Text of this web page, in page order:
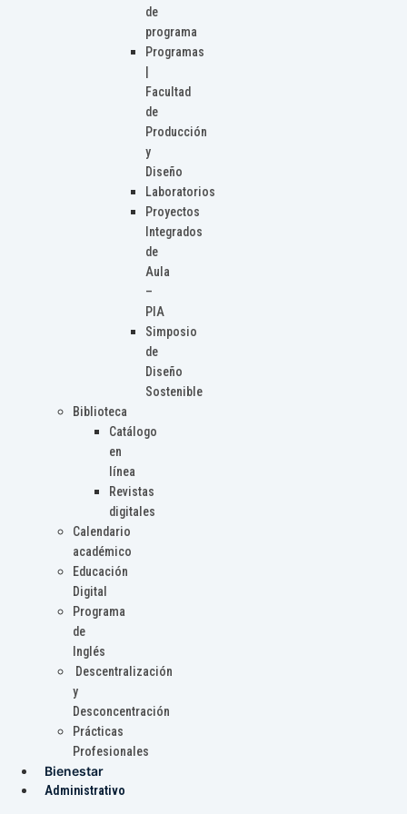
de
programa
Programas
Facultad
de
Producción
y
Diseño
Laboratorios
Proyectos
Integrados
de
Aula
–
PIA
Simposio
de
Diseño
Sostenible
Biblioteca
Catálogo
en
línea
Revistas
digitales
Calendario
académico
Educación
Digital
Programa
de
Inglés
Descentralización
y
Desconcentración
Prácticas
Profesionales
Bienestar
Administrativo